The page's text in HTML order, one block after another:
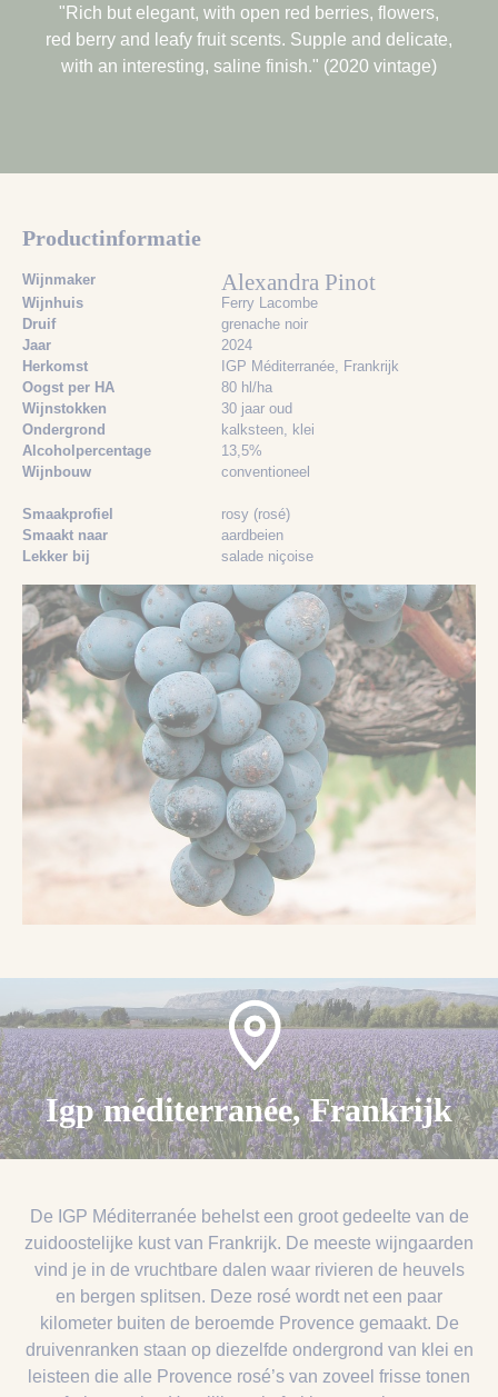
"Rich but elegant, with open red berries, flowers,
red berry and leafy fruit scents. Supple and delicate,
with an interesting, saline finish." (2020 vintage)
Productinformatie
Wijnmaker Alexandra Pinot
Wijnhuis
Ferry Lacombe
Druif
grenache noir
Jaar
2024
Herkomst
IGP Méditerranée, Frankrijk
Oogst per HA
80 hl/ha
Wijnstokken
30 jaar oud
Ondergrond
kalksteen, klei
Alcoholpercentage
13,5%
Wijnbouw
conventioneel
Smaakprofiel
rosy (rosé)
Smaakt naar
aardbeien
Lekker bij
salade niçoise
Igp méditerranée, Frankrijk
De IGP Méditerranée behelst een groot gedeelte van de
zuidoostelijke kust van Frankrijk. De meeste wijngaarden
vind je in de vruchtbare dalen waar rivieren de heuvels
en bergen splitsen. Deze rosé wordt net een paar
kilometer buiten de beroemde Provence gemaakt. De
druivenranken staan op diezelfde ondergrond van klei en
leisteen die alle Provence rosé’s van zoveel frisse tonen